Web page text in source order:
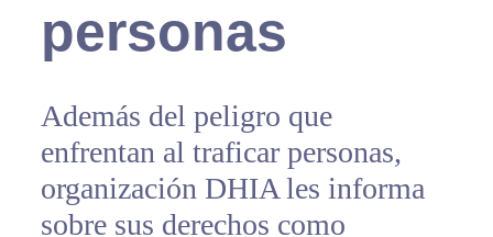
personas
Además del peligro que
enfrentan al traficar personas,
organización DHIA les informa
sobre sus derechos como